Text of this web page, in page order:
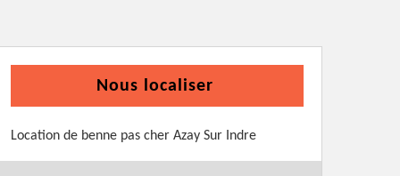
Nous localiser
Location de benne pas cher Azay Sur Indre